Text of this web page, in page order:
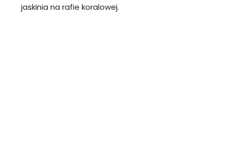
jaskinia na rafie koralowej.